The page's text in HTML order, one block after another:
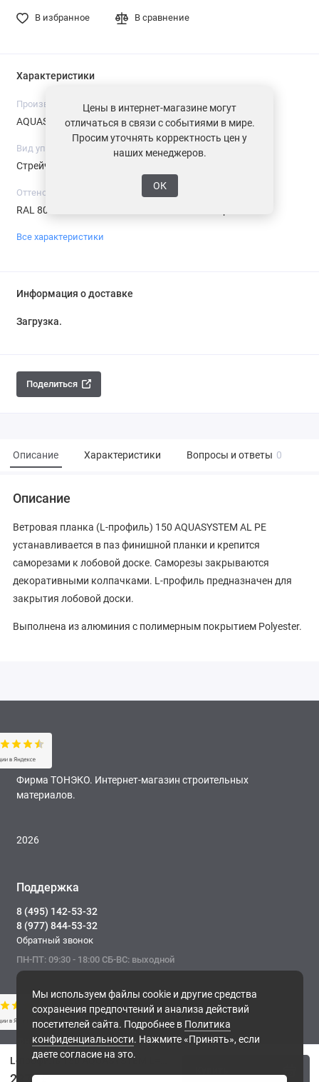
2975 ₽
В избранное В сравнение
Характеристики
Производитель
AQUASYSTEM
Страна производства
Россия
Вид упаковки
Стрейч-пленка
Оттенок по карте RAL / RR
RAL 8017
Покрытие
Все характеристики
Информация о доставке
Загрузка...
Поделиться
Описание Характеристики Вопросы и ответы 0
Описание
Ветровая планка (L-профиль) 150 AQUASYSTEM AL PE
устанавливается в паз финишной планки и крепится
саморезами к лобовой доске. Саморезы закрываются
декоративными колпачками. L-профиль предназначен для
закрытия лобовой доски.
Выполнена из алюминия с полимерным покрытием Polyester.
Мы используем файлы cookie и другие средства
сохранения предпочтений и анализа действий
посетителей сайта. Подробнее в Политика
конфиденциальности. Нажмите «Принять», если
даете согласие на это.
Фирма ТОНЭКО. Интернет-магазин строительных
материалов.
2026
Поддержка
8 (495) 142-53-32
8 (977) 844-53-32
Обратный звонок
ПН-ПТ: 09:30 - 18:00 СБ-ВС: выходной
Фирма ТОНЭКО. Интернет-магазин строительных
материалов.
Цены в интернет-магазине могут
отличаться в связи с событиями в мире.
Просим уточнять корректность цен у
наших менеджеров.
ОК